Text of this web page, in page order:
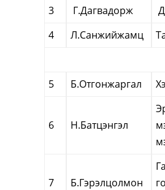
3
Г.Дагвадорж
4
Л.Санжийжамц
5
Б.Отгонжаргал
6 Н.Батцэнгэл
7 Б.Гэрэлцолмон